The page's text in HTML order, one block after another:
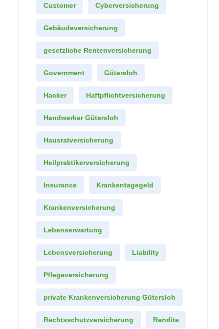
Customer Cyberversicherung
Gebäudeversicherung
gesetzliche Rentenversicherung
Government Gütersloh
Hacker Haftpflichtversicherung
Handwerker Gütersloh
Hausratversicherung
Heilpraktikerversicherung
Insurance Krankentagegeld
Krankenversicherung
Lebenserwartung
Lebensversicherung Liability
Pflegeversicherung
private Krankenversicherung Gütersloh
Rechtsschutzversicherung Rendite